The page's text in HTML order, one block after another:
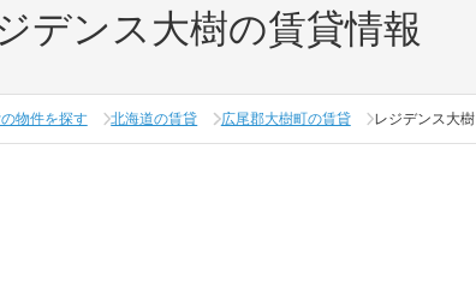
デンス大樹の賃貸情報
物件を探す 北海道の賃貸 広尾郡大樹町の賃貸 レジデンス大樹